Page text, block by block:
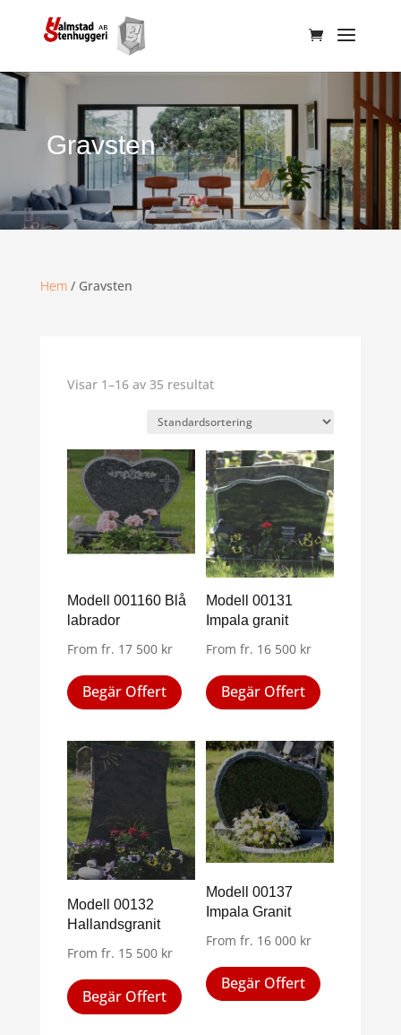
Gravsten
Hem/ Gravsten
Visar 1–16 av 35 resultat
Modell 001160 Blå
labrador
From fr. 17 500 kr
Begär Offert
här
har
flera
varianter.
De
olika
alternativen
kan
väljas
produktsidan
Modell 00131
Impala granit
From fr. 16 500 kr
Begär Offert
här
har
flera
varianter.
De
olika
alternativen
Modell 00132
Hallandsgranit
From fr. 15 500 kr
Begär Offert
Den
här
Modell 00137
Impala Granit
From fr. 16 000 kr
Begär Offert
här